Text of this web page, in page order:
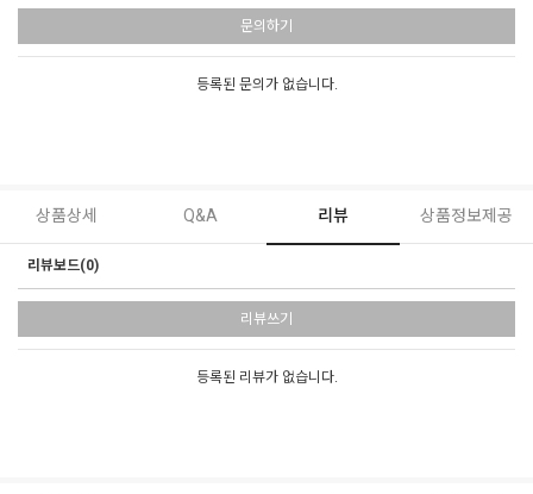
문의하기
등록된 문의가 없습니다.
상품상세 Q&A 리뷰 상품정보제공
리뷰보드(0)
리뷰쓰기
등록된 리뷰가 없습니다.